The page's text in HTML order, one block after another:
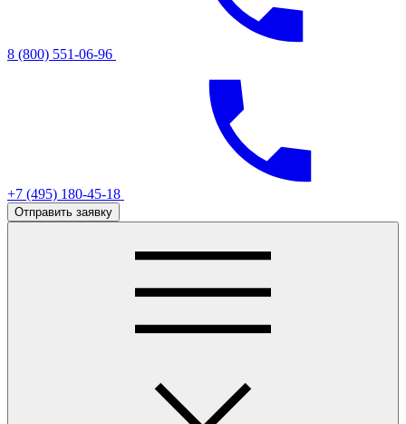
8 (800) 551-06-96
+7 (495) 180-45-18
Отправить заявку